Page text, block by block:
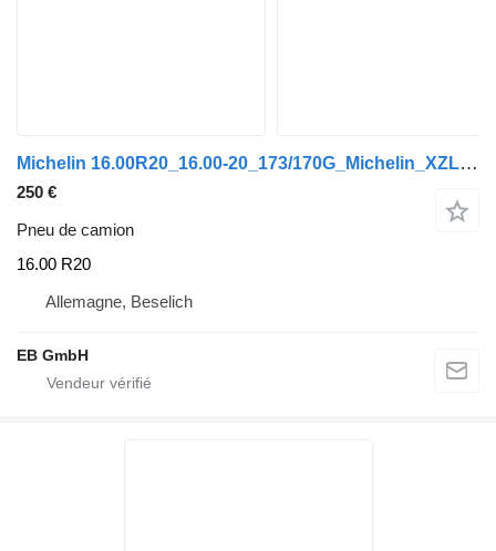
Michelin 16.00R20_16.00-20_173/170G_Michelin_XZL_LR: M_TL_Top Zustand
250 €
Pneu de camion
16.00 R20
Allemagne, Beselich
EB GmbH